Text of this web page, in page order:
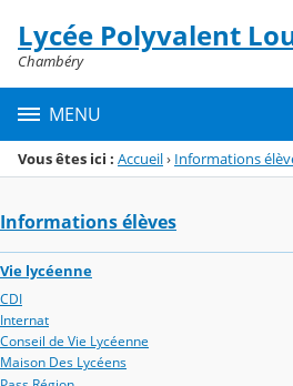
Menu de la rubrique
Contenu
Lycée Polyvalent
Chambéry
MENU
Vous êtes ici : Accueil› Informations
Informations élèves
Vie lycéenne
CDI
Internat
Conseil de Vie Lycéenne
Maison Des Lycéens